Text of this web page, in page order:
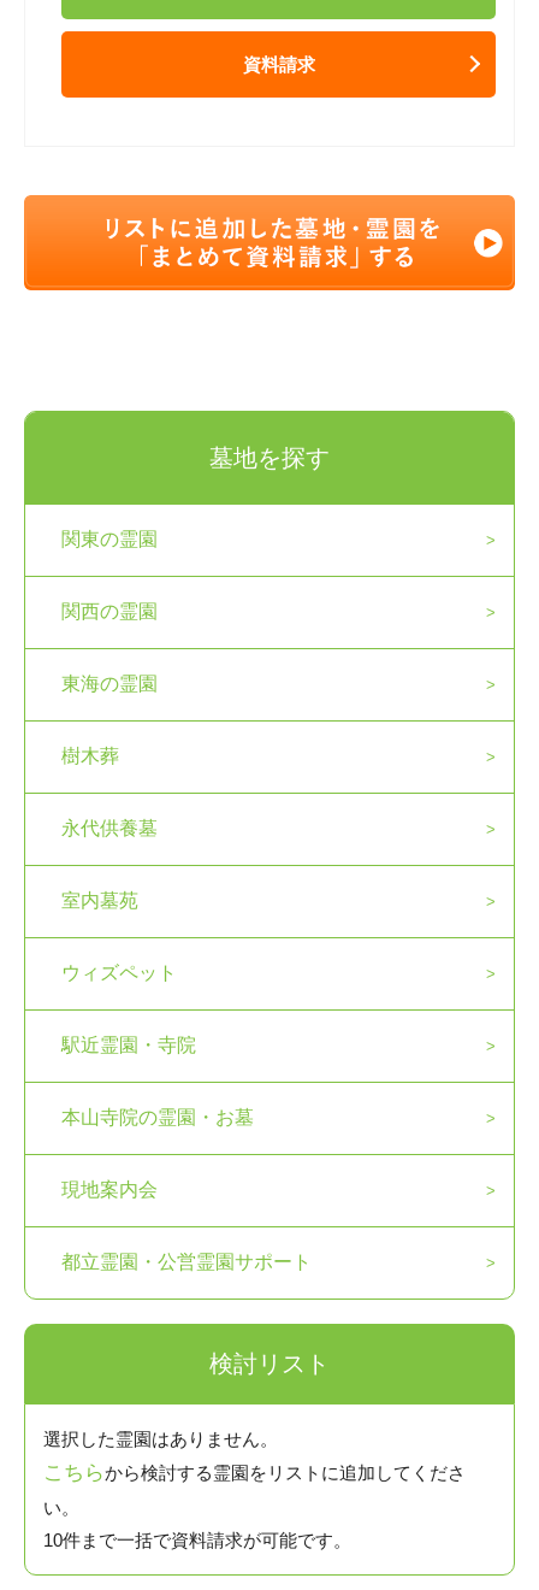
資料請求
墓地を探す
関東の霊園
関西の霊園
東海の霊園
樹木葬
永代供養墓
室内墓苑
ウィズペット
駅近霊園・寺院
本山寺院の霊園・お墓
現地案内会
都立霊園・公営霊園サポート
検討リスト
選択した霊園はありません。
こちらから検討する霊園をリストに追加してくださ
い。
10件まで一括で資料請求が可能です。